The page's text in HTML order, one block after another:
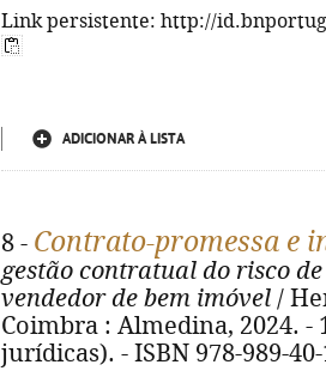
Link persistente: http://
ADICIONAR À LISTA
8 - Contrato-promessa e
gestão contratual do risco
vendedor de bem imóvel /
Coimbra : Almedina, 2024. -
jurídicas). - ISBN 978-989-